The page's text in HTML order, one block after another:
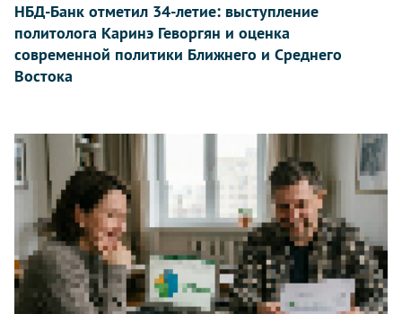
НБД-Банк отметил 34-летие: выступление
политолога Каринэ Геворгян и оценка
современной политики Ближнего и Среднего
Востока